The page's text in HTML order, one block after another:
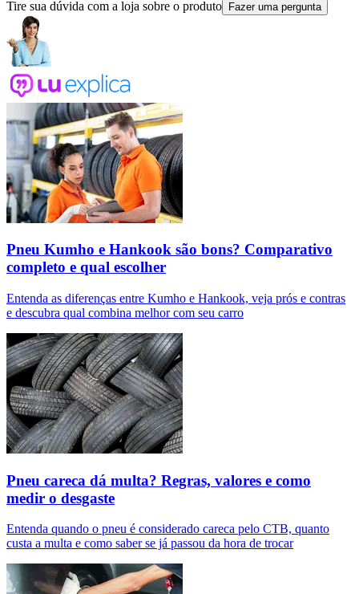
Tire sua dúvida com a loja sobre o produto Fazer uma pergunta
Pneu Kumho e Hankook são bons? Comparativo
completo e qual escolher
Entenda as diferenças entre Kumho e Hankook, veja prós e contras
e descubra qual combina melhor com seu carro
Pneu careca dá multa? Regras, valores e como
medir o desgaste
Entenda quando o pneu é considerado careca pelo CTB, quanto
custa a multa e como saber se já passou da hora de trocar